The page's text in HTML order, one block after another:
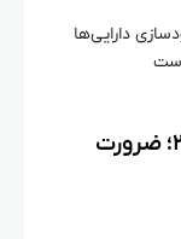
دارایی‌ها
زیان ۹.۳ میلیارد دلاری در سال ۲۰۲۴؛ ضرورت